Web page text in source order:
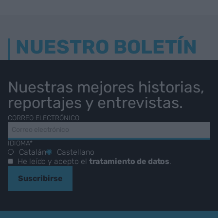
NUESTRO BOLETÍN
Nuestras mejores historias,
reportajes y entrevistas.
CORREO ELECTRÓNICO
IDIOMA*
Catalán
Castellano
He leído y acepto el tratamiento de datos.
Suscribirse